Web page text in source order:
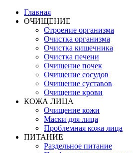
Главная
ОЧИЩЕНИЕ
Строение организма
Очистка организма
Очистка кишечника
Очистка печени
Очищение почек
Очищение сосудов
Очищение суставов
Очищение крови
КОЖА ЛИЦА
Очищение кожи
Маски для лица
Проблемная кожа лица
ПИТАНИЕ
Раздельное питание